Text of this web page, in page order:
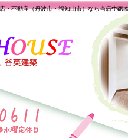
一生の
・不動産（丹波市・福知山市）なら当店で家